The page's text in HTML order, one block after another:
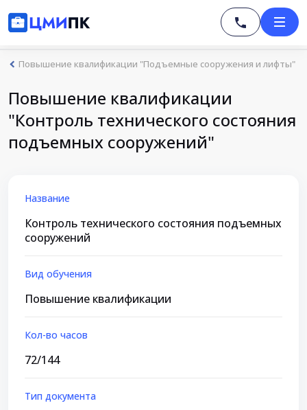
Повышение квалификации "Подъемные сооружения и лифты"
Повышение квалификации
"Контроль технического состояния
подъемных сооружений"
Название
Контроль технического состояния подъемных
сооружений
Вид обучения
Повышение квалификации
Кол-во часов
72/144
Тип документа